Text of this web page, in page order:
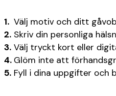
Välj motiv och ditt
Skriv din personliga
Välj tryckt kort eller
Glöm inte att
Fyll i dina uppgifter och